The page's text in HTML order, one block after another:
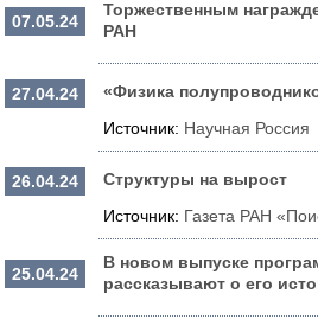
07.05.24
Торжественным
РАН
27.04.24
«Физика
Источник: Научная Россия
26.04.24
Структуры на вырост
Источник: Газета РАН
25.04.24
В новом выпуске
рассказывают о его